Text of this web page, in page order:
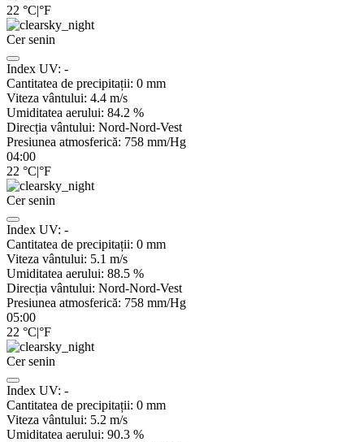
22 °C|°F
Cer senin
Index UV: -
Cantitatea de precipitații: 0 mm
Viteza vântului: 4.4 m/s
Umiditatea aerului: 84.2 %
Direcția vântului: Nord-Nord-Vest
Presiunea atmosferică: 758 mm/Hg
04:00
22 °C|°F
Cer senin
Index UV: -
Cantitatea de precipitații: 0 mm
Viteza vântului: 5.1 m/s
Umiditatea aerului: 88.5 %
Direcția vântului: Nord-Nord-Vest
Presiunea atmosferică: 758 mm/Hg
05:00
22 °C|°F
Cer senin
Index UV: -
Cantitatea de precipitații: 0 mm
Viteza vântului: 5.2 m/s
Umiditatea aerului: 90.3 %